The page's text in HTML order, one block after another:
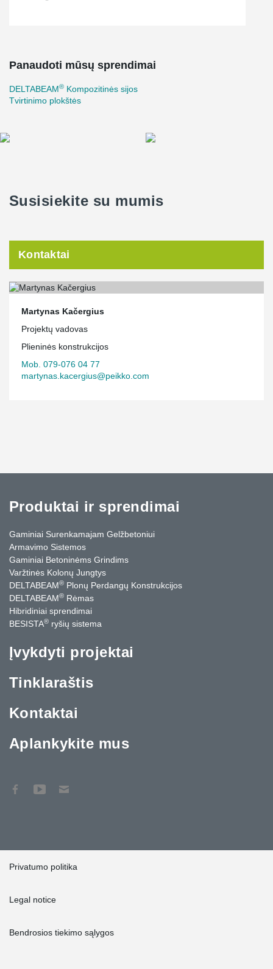
Panaudoti mūsų sprendimai
DELTABEAM® Kompozitinės sijos
Tvirtinimo plokštės
Susisiekite su mumis
Kontaktai
Martynas Kačergius
Projektų vadovas
Plieninės konstrukcijos
Mob. 079-076 04 77
martynas.kacergius@peikko.com
Produktai ir sprendimai
Gaminiai Surenkamajam Gelžbetoniui
Armavimo Sistemos
Gaminiai Betoninėms Grindims
Varžtinės Kolonų Jungtys
DELTABEAM® Plonų Perdangų Konstrukcijos
DELTABEAM® Rėmas
Hibridiniai sprendimai
BESISTA® ryšių sistema
Įvykdyti projektai
Tinklaraštis
Kontaktai
Aplankykite mus
Privatumo politika
Legal notice
Bendrosios tiekimo sąlygos